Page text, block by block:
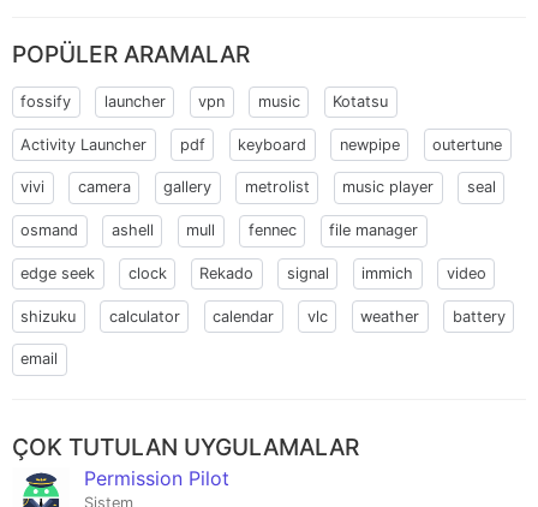
POPÜLER ARAMALAR
fossify launcher vpn music Kotatsu
Activity Launcher pdf keyboard newpipe outertune
vivi camera gallery metrolist music player seal
osmand ashell mull fennec file manager
edge seek clock Rekado signal immich video
shizuku calculator calendar vlc weather battery
email
ÇOK TUTULAN UYGULAMALAR
Permission Pilot
Sistem